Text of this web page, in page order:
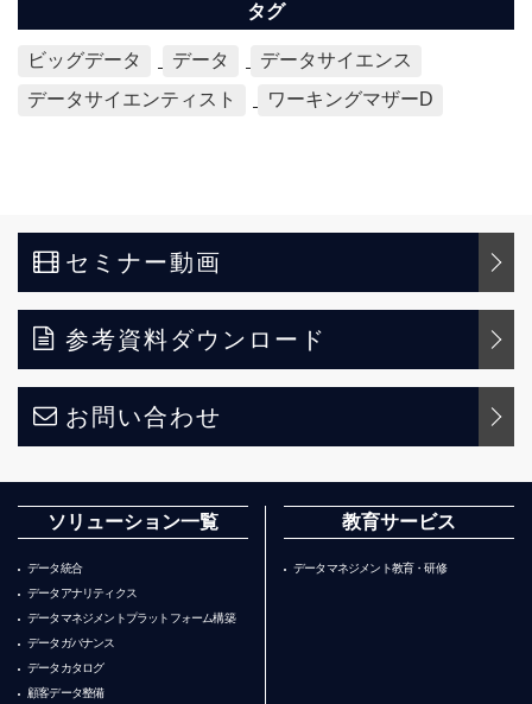
タグ
ビッグデータ データ
データサイエンス
データサイエンティスト
ワーキングマザーD
セミナー動画
参考資料ダウンロード
お問い合わせ
ソリューション一覧
データ統合
データアナリティクス
データマネジメントプラットフォーム構築
データガバナンス
データカタログ
顧客データ整備
教育サービス
データマネジメント教育・研修